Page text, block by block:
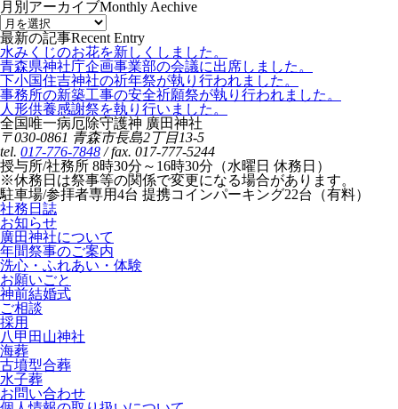
月別アーカイブMonthly Aechive
最新の記事Recent Entry
水みくじのお花を新しくしました。
青森県神社庁企画事業部の会議に出席しました。
下小国住吉神社の祈年祭が執り行われました。
事務所の新築工事の安全祈願祭が執り行われました。
人形供養感謝祭を執り行いました。
全国唯一病厄除守護神 廣田神社
〒030-0861 青森市長島2丁目13-5
tel. 017-776-7848 / fax. 017-777-5244
授与所/社務所 8時30分～16時30分（水曜日 休務日）
※休務日は祭事等の関係で変更になる場合があります。
駐車場/参拝者専用4台 提携コインパーキング22台（有料）
社務日誌
お知らせ
廣田神社について
年間祭事のご案内
洗心・ふれあい・体験
お願いごと
神前結婚式
ご相談
採用
八甲田山神社
海葬
古墳型合葬
水子葬
お問い合わせ